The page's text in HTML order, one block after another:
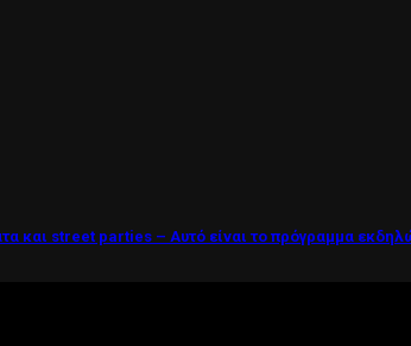
και street parties – Αυτό είναι το πρόγραμμα